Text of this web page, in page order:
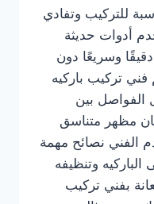
للتركيب وتفادي
أدوات حديثة
وسريعًا دون
فني تركيب باركيه
الفواصل بين
مظهر متناسق
الفني نصائح مهمة
وتنظيفه
بفني تركيب